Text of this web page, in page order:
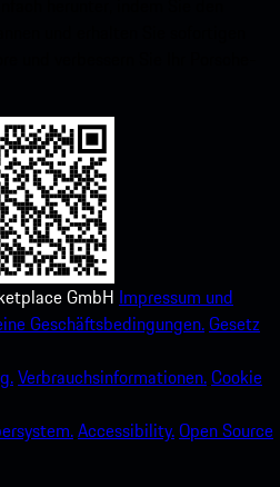
GmbH Impressum und
Geschäftsbedingungen.Gesetz
Verbrauchsinformationen.Cookie
Accessibility.Open Source